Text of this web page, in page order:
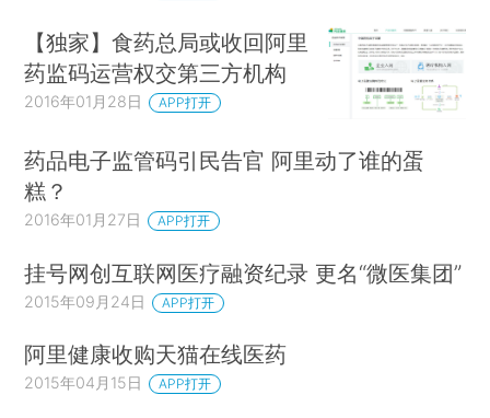
【独家】食药总局或收回阿里
药监码运营权交第三方机构
2016年01月28日 APP打开
药品电子监管码引民告官 阿里动了谁的蛋
糕？
2016年01月27日 APP打开
挂号网创互联网医疗融资纪录 更名“微医集团”
2015年09月24日 APP打开
阿里健康收购天猫在线医药
2015年04月15日 APP打开